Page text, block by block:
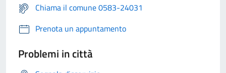
Chiama il comune 0583-24031
Prenota un appuntamento
Problemi in città